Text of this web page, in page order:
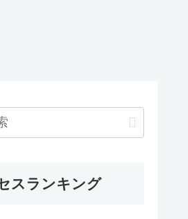
スランキング